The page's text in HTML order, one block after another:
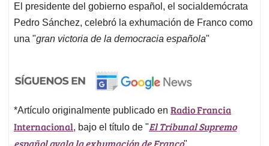
El presidente del gobierno español, el socialdemócrata
Pedro Sánchez, celebró la exhumación de Franco como
una "gran victoria de la democracia española"
*Artículo originalmente publicado en Radio Francia
Internacional, bajo el título de "El Tribunal Supremo
español avala la exhumación de Franco"